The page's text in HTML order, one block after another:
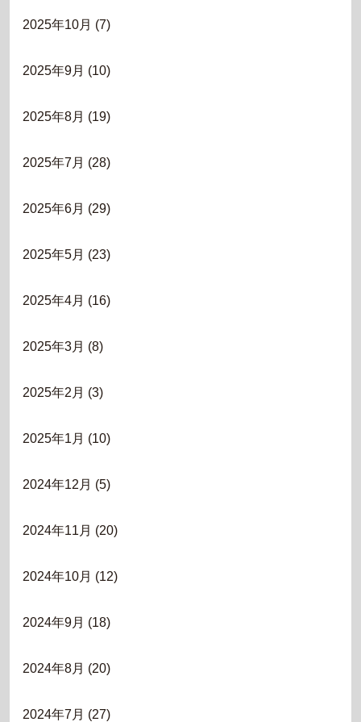
2025年10月 (7)
2025年9月 (10)
2025年8月 (19)
2025年7月 (28)
2025年6月 (29)
2025年5月 (23)
2025年4月 (16)
2025年3月 (8)
2025年2月 (3)
2025年1月 (10)
2024年12月 (5)
2024年11月 (20)
2024年10月 (12)
2024年9月 (18)
2024年8月 (20)
2024年7月 (27)